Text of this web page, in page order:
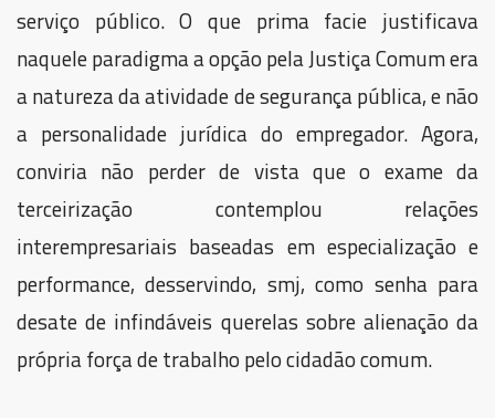
serviço público. O que prima facie justificava
naquele paradigma a opção pela Justiça Comum era
a natureza da atividade de segurança pública, e não
a personalidade jurídica do empregador. Agora,
conviria não perder de vista que o exame da
terceirização contemplou relações
interempresariais baseadas em especialização e
performance, desservindo, smj, como senha para
desate de infindáveis querelas sobre alienação da
própria força de trabalho pelo cidadão comum.